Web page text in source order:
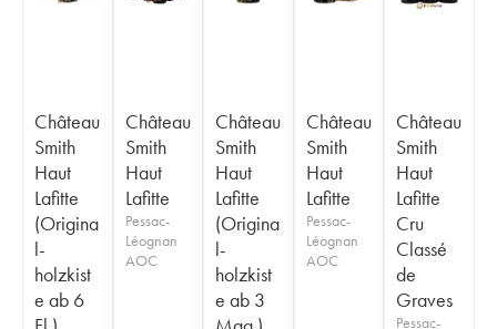
Château
Smith
Haut
Lafitte
(Origina
l-
holzkist
e ab 6
Château
Smith
Haut
Lafitte
Pessac-
Léognan
AOC
Château
Smith
Haut
Lafitte
(Origina
l-
holzkist
e ab 3
Château
Smith
Haut
Lafitte
Pessac-
Léognan
AOC
Château
Smith
Haut
Lafitte
Cru
Classé
de
Graves
Pessac-